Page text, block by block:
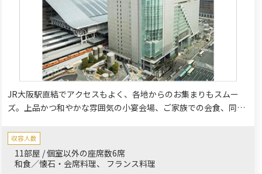
JR大阪駅直結でアクセスもよく、各地からのお集まりもスムー
ズ。上品かつ和やかな雰囲気の小宴会場、ご家族での会食、同窓
いをプロデュースいたします。
収容人数
11部屋 / 個室以外の座席数6席
和食／懐石・会席料理
フランス料理